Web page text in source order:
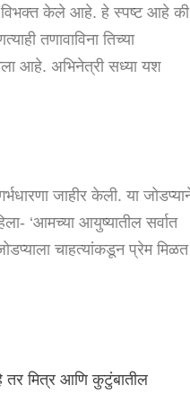
विभक्त केले आहे. हे स्पष्ट आहे की
तणावाविना तिच्या
आहे. अभिनेत्री सध्या यश
जाहीर केली. या
‘आमच्या आयुष्यातील सर्वात
चाहत्यांकडून प्रेम मिळत
तर मित्र आणि कुटुंबातील